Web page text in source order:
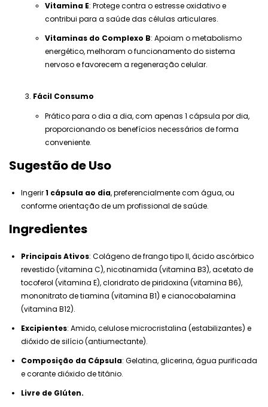
Vitamina E: Protege contra o estresse oxidativo e
contribui para a saúde das células articulares.
Vitaminas do Complexo B: Apoiam o metabolismo
energético, melhoram o funcionamento do sistema
nervoso e favorecem a regeneração celular.
Fácil Consumo
Prático para o dia a dia, com apenas 1 cápsula por dia,
proporcionando os benefícios necessários de forma
conveniente.
Sugestão de Uso
Ingerir1 cápsula ao dia, preferencialmente com água, ou
conforme orientação de um profissional de saúde.
Ingredientes
Principais Ativos: Colágeno de frango tipo II, ácido ascórbico
revestido (vitamina C), nicotinamida (vitamina B3), acetato de
tocoferol (vitamina E), cloridrato de piridoxina (vitamina B6),
mononitrato de tiamina (vitamina B1) e cianocobalamina
(vitamina B12).
Excipientes: Amido, celulose microcristalina (estabilizantes) e
dióxido de silício (antiumectante).
Composição da Cápsula: Gelatina, glicerina, água purificada
e corante dióxido de titânio.
Livre de Glúten.